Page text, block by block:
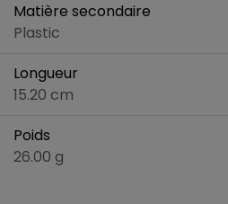
Matière secondaire
Plastic
Longueur
15.20 cm
Poids
26.00 g